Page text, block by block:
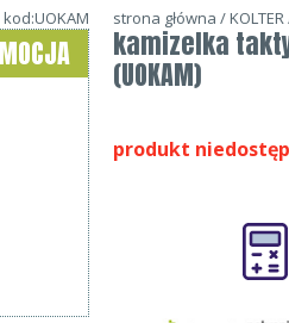
kod:UOKAM strona główna /KOLTER
kamizelka
(UOKAM)
produkt